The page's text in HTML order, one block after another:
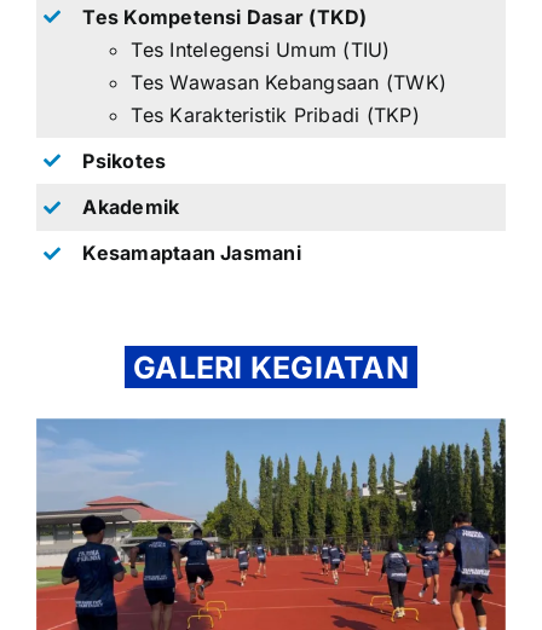
Tes Kompetensi Dasar (TKD)
Tes Intelegensi Umum (TIU)
Tes Wawasan Kebangsaan (TWK)
Tes Karakteristik Pribadi (TKP)
Psikotes
Akademik
Kesamaptaan Jasmani
GALERI KEGIATAN